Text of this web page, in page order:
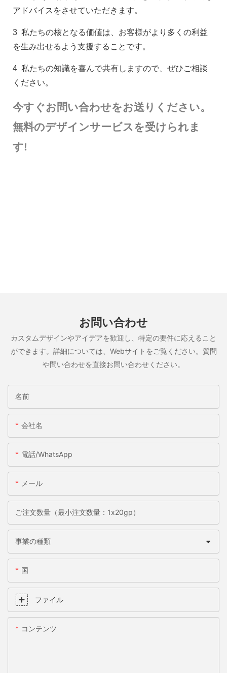
アドバイスをさせていただきます。
3 私たちの核となる価値は、お客様がより多くの利益
を生み出せるよう支援することです。
4 私たちの知識を喜んで共有しますので、ぜひご相談
ください。
今すぐお問い合わせをお送りください。
無料のデザインサービスを受けられま
す!
お問い合わせ
カスタムデザインやアイデアを歓迎し、特定の要件に応えること
ができます。詳細については、Webサイトをご覧ください。質問
や問い合わせを直接お問い合わせください。
名前
会社名
電話/WhatsApp
メール
ご注文数量（最小注文数量：1x20gp）
事業の種類
国
ファイル
コンテンツ